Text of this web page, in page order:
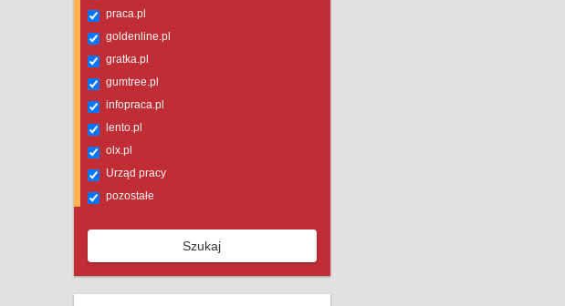
praca.pl
goldenline.pl
gratka.pl
gumtree.pl
infopraca.pl
lento.pl
olx.pl
Urząd pracy
pozostałe
Szukaj